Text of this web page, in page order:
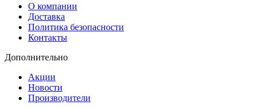
О компании
Доставка
Политика безопасности
Контакты
Дополнительно
Акции
Новости
Производители